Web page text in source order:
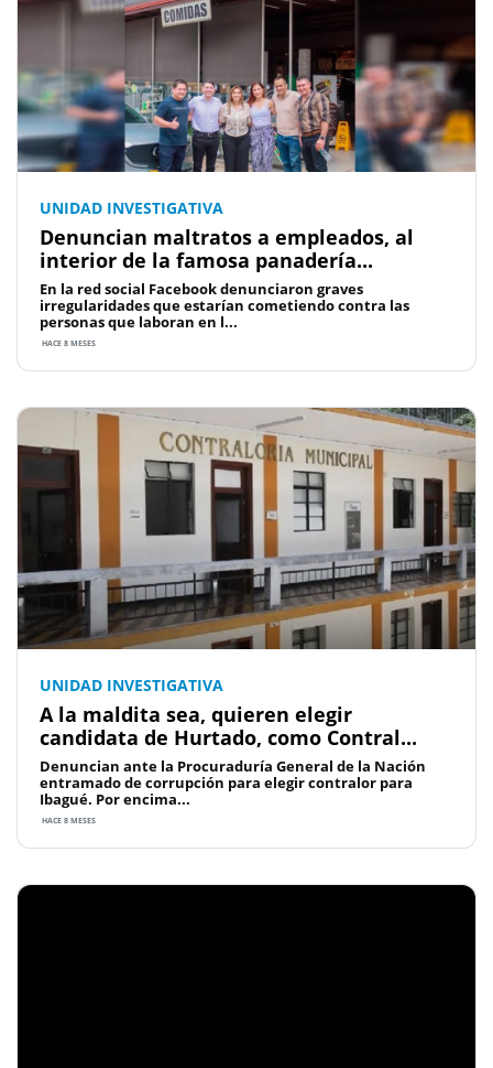
UNIDAD INVESTIGATIVA
Denuncian maltratos a empleados, al
interior de la famosa panadería...
En la red social Facebook denunciaron graves
irregularidades que estarían cometiendo contra las
personas que laboran en l...
HACE 8 MESES
UNIDAD INVESTIGATIVA
A la maldita sea, quieren elegir
candidata de Hurtado, como Contral...
Denuncian ante la Procuraduría General de la Nación
entramado de corrupción para elegir contralor para
Ibagué. Por encima...
HACE 8 MESES